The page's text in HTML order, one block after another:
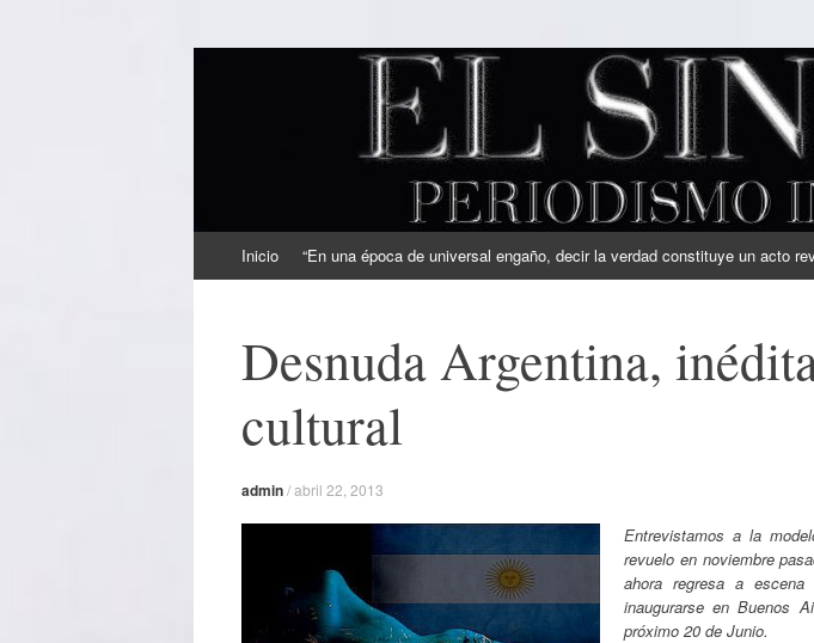
EL SINDICAL
Periodismo Inteligente
al
Inicio “En una época de universal engaño, decir la verdad constituye un acto
Desnuda Argentina,
cultural
admin/abril 22, 2013
Entrevistamos a la
revuelo en noviembre
ahora regresa a
inaugurarse en Buenos
próximo 20 de Junio.